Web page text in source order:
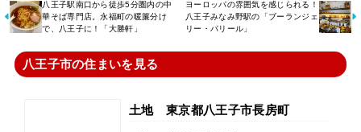
八王子駅南口から徒歩5分圏内の中
華そば専門店。永福町の暖簾分け
で、八王子に！「大勝軒」
ヨーロッパの雰囲気を感じられる！
八王子みなみ野駅の「ブーランジェ
リー・パリール」
八王子市の住まいを見る
土地 東京都八王子市長房町